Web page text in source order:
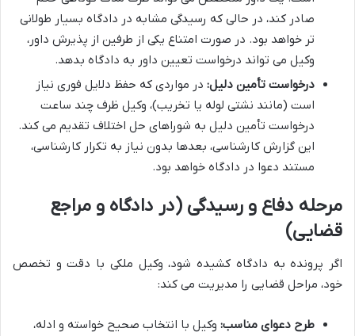
صادر کند، در حالی که رسیدگی مشابه در دادگاه بسیار طولانی
تر خواهد بود. در صورت امتناع یکی از طرفین از پذیرش داور،
وکیل می تواند درخواست تعیین داور به دادگاه بدهد.
درخواست تأمین دلیل: در مواردی که حفظ دلایل فوری نیاز
است (مانند نشتی لوله یا تخریب)، وکیل ظرف چند ساعت
درخواست تأمین دلیل به شوراهای حل اختلاف تقدیم می کند.
این گزارش کارشناسی، بعدها بدون نیاز به تکرار کارشناسی،
مستند دعوا در دادگاه خواهد بود.
مرحله دفاع و رسیدگی (در دادگاه و مراجع
قضایی)
اگر پرونده به دادگاه کشیده شود، وکیل ملکی با دقت و تخصص
خود، مراحل قضایی را مدیریت می کند:
طرح دعوای مناسب: وکیل با انتخاب صحیح خواسته و ادله،